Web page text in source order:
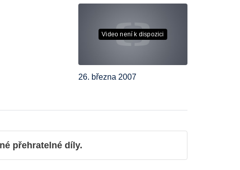
Video není k dispozici
26. března 2007
přehratelné díly.